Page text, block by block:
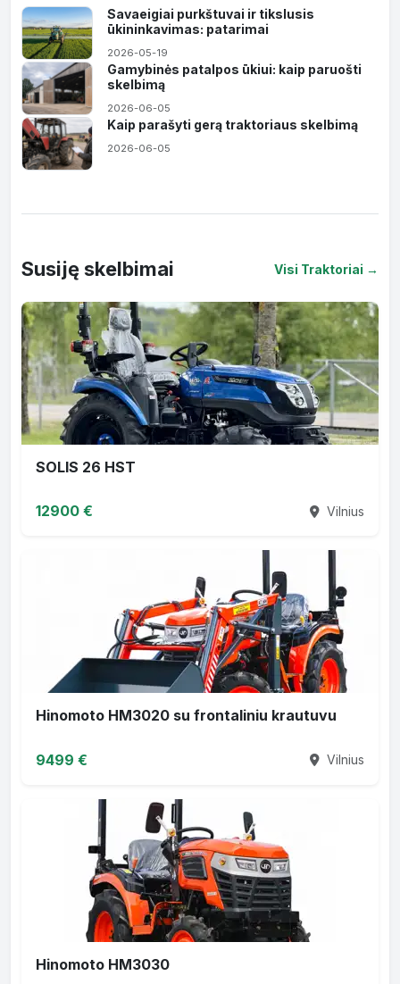
Savaeigiai purkštuvai ir tikslusis
ūkininkavimas: patarimai
2026-05-19
Gamybinės patalpos ūkiui: kaip paruošti
skelbimą
2026-06-05
Kaip parašyti gerą traktoriaus skelbimą
2026-06-05
Susiję skelbimai Visi Traktoriai →
SOLIS 26 HST
12900 € Vilnius
Hinomoto HM3020 su frontaliniu krautuvu
9499 € Vilnius
Hinomoto HM3030